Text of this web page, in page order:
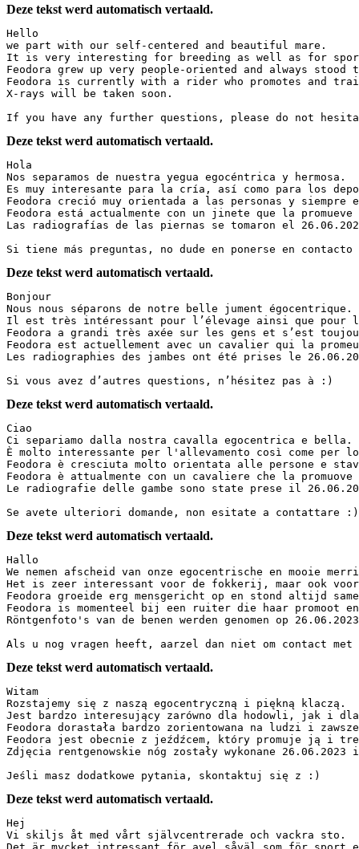
Deze tekst werd automatisch vertaald.
Hello
we part with our self-centered and beautiful mare.
It is very interesting for breeding as well as for
Feodora grew up very people-oriented and always
Feodora is currently with a rider who promotes and
X-rays will be taken soon.
If you have any further questions, please do not
Deze tekst werd automatisch vertaald.
Hola
Nos separamos de nuestra yegua egocéntrica y hermosa.
Es muy interesante para la cría, así como para los
Feodora creció muy orientada a las personas y
Feodora está actualmente con un jinete que la
Las radiografías de las piernas se tomaron el
Si tiene más preguntas, no dude en ponerse en
Deze tekst werd automatisch vertaald.
Bonjour
Nous nous séparons de notre belle jument égocentrique.
Il est très intéressant pour l’élevage ainsi que
Feodora a grandi très axée sur les gens et s’est
Feodora est actuellement avec un cavalier qui la
Les radiographies des jambes ont été prises le
Si vous avez d’autres questions, n’hésitez pas à :)
Deze tekst werd automatisch vertaald.
Ciao
Ci separiamo dalla nostra cavalla egocentrica e bella.
È molto interessante per l'allevamento così come
Feodora è cresciuta molto orientata alle persone e
Feodora è attualmente con un cavaliere che la
Le radiografie delle gambe sono state prese il
Se avete ulteriori domande, non esitate a contattare :)
Deze tekst werd automatisch vertaald.
Hallo
We nemen afscheid van onze egocentrische en mooie
Het is zeer interessant voor de fokkerij, maar ook
Feodora groeide erg mensgericht op en stond altijd
Feodora is momenteel bij een ruiter die haar promoot
Röntgenfoto's van de benen werden genomen op
Als u nog vragen heeft, aarzel dan niet om contact met
Deze tekst werd automatisch vertaald.
Witam
Rozstajemy się z naszą egocentryczną i piękną klaczą.
Jest bardzo interesujący zarówno dla hodowli, jak i
Feodora dorastała bardzo zorientowana na ludzi i
Feodora jest obecnie z jeźdźcem, który promuje ją i
Zdjęcia rentgenowskie nóg zostały wykonane
Jeśli masz dodatkowe pytania, skontaktuj się z :)
Deze tekst werd automatisch vertaald.
Hej
Vi skiljs åt med vårt självcentrerade och vackra sto.